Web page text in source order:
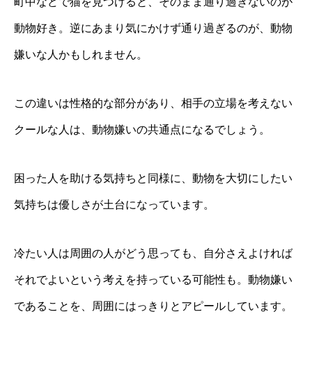
動物好き。逆にあまり気にかけず通り過ぎるのが、動物
嫌いな人かもしれません。
この違いは性格的な部分があり、相手の立場を考えない
クールな人は、動物嫌いの共通点になるでしょう。
困った人を助ける気持ちと同様に、動物を大切にしたい
気持ちは優しさが土台になっています。
冷たい人は周囲の人がどう思っても、自分さえよければ
それでよいという考えを持っている可能性も。動物嫌い
であることを、周囲にはっきりとアピールしています。